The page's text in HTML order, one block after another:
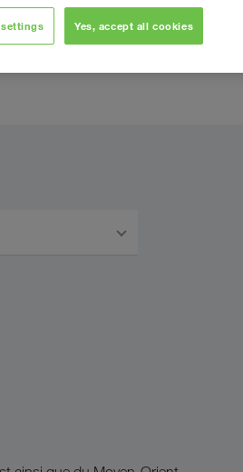
européen, organisevos
vers tous les pays
Yes, accept all cookies